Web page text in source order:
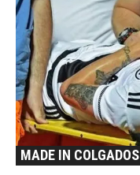
MADE IN COLGADOS